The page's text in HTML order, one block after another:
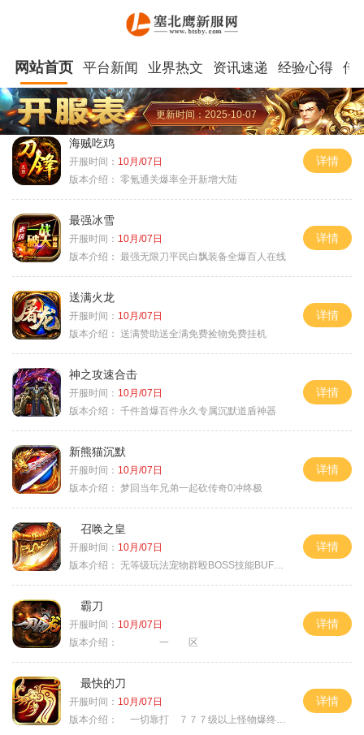
网站首页 平台新闻 业界热文 资讯速递 经验心得 传
更新时间：2025-10-07
海贼吃鸡
开服时间： 10月/07日
版本介绍： 零氪通关爆率全开新增大陆
详情
最强冰雪
开服时间： 10月/07日
版本介绍： 最强无限刀平民白飘装备全爆百人在线
详情
送满火龙
开服时间： 10月/07日
版本介绍： 送满赞助送全满免费捡物免费挂机
详情
神之攻速合击
开服时间： 10月/07日
版本介绍： 千件首爆百件永久专属沉默道盾神器
详情
新熊猫沉默
开服时间： 10月/07日
版本介绍： 梦回当年兄弟一起砍传奇0冲终极
详情
召唤之皇
开服时间： 10月/07日
版本介绍： 无等级玩法宠物群殴BOSS技能BUFF铭文B
详情
霸刀
开服时间： 10月/07日
版本介绍：
一 区
详情
最快的刀
开服时间： 10月/07日
版本介绍：
一切靠打 ７７７级以上怪物爆终极
详情